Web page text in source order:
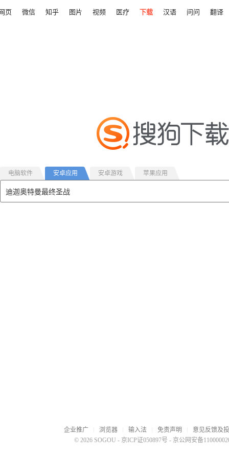
页 微信 知乎 图片 视频 医疗 下载 汉语 问问 翻译
电脑软件 安卓应用 安卓游戏 苹果应用
企业推广 浏览器 输入法 免责声明
意见反馈及
© 2026 SOGOU - 京ICP证050897号 - 京公网安备